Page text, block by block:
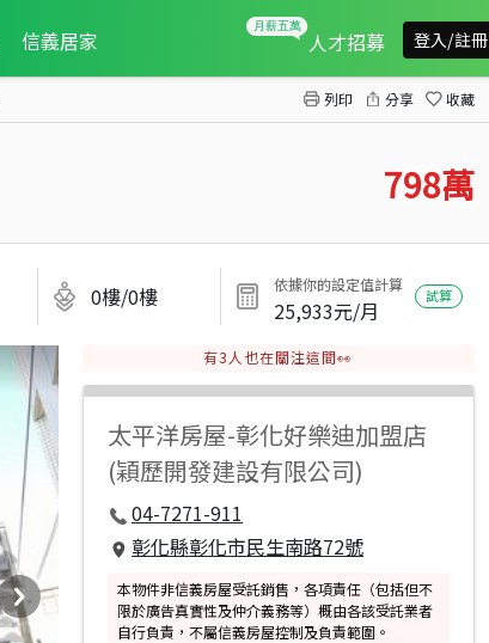
信義居家 人才招募 登入/註冊
列印 分享 收藏
798萬
0樓/0樓 依據你的設定值計算
25,933元/月
試算
有3 人也在關注這間👀
太平洋房屋-彰化好樂迪加盟店
(穎歷開發建設有限公司)
04-7271-911
彰化縣彰化市民生南路72號
本物件非信義房屋受託銷售，各項責任（包括但不
限於廣告真實性及仲介義務等）概由各該受託業者
自行負責，不屬信義房屋控制及負責範圍。